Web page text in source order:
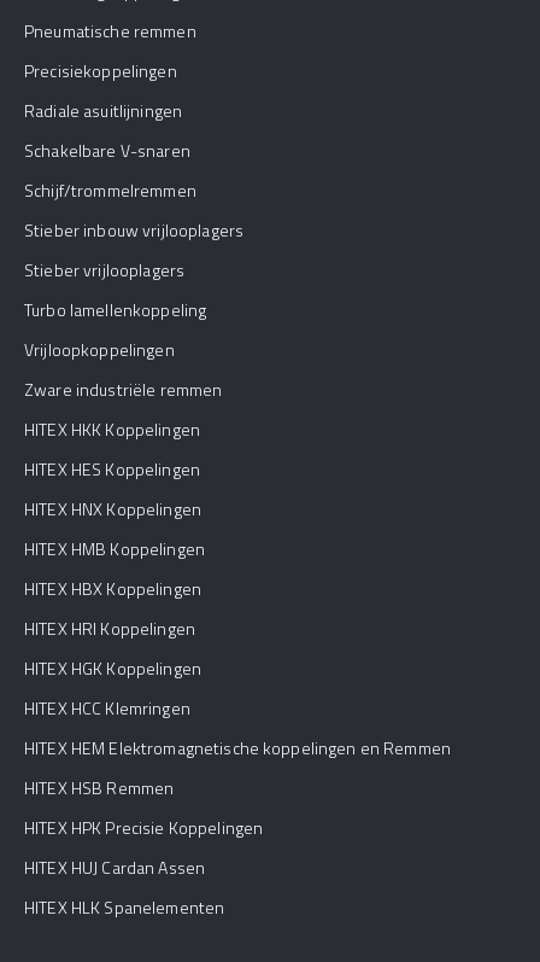
Pneumatische remmen
Precisiekoppelingen
Radiale asuitlijningen
Schakelbare V-snaren
Schijf/trommelremmen
Stieber inbouw vrijlooplagers
Stieber vrijlooplagers
Turbo lamellenkoppeling
Vrijloopkoppelingen
Zware industriële remmen
HITEX HKK Koppelingen
HITEX HES Koppelingen
HITEX HNX Koppelingen
HITEX HMB Koppelingen
HITEX HBX Koppelingen
HITEX HRI Koppelingen
HITEX HGK Koppelingen
HITEX HCC Klemringen
HITEX HEM Elektromagnetische koppelingen en Remmen
HITEX HSB Remmen
HITEX HPK Precisie Koppelingen
HITEX HUJ Cardan Assen
HITEX HLK Spanelementen